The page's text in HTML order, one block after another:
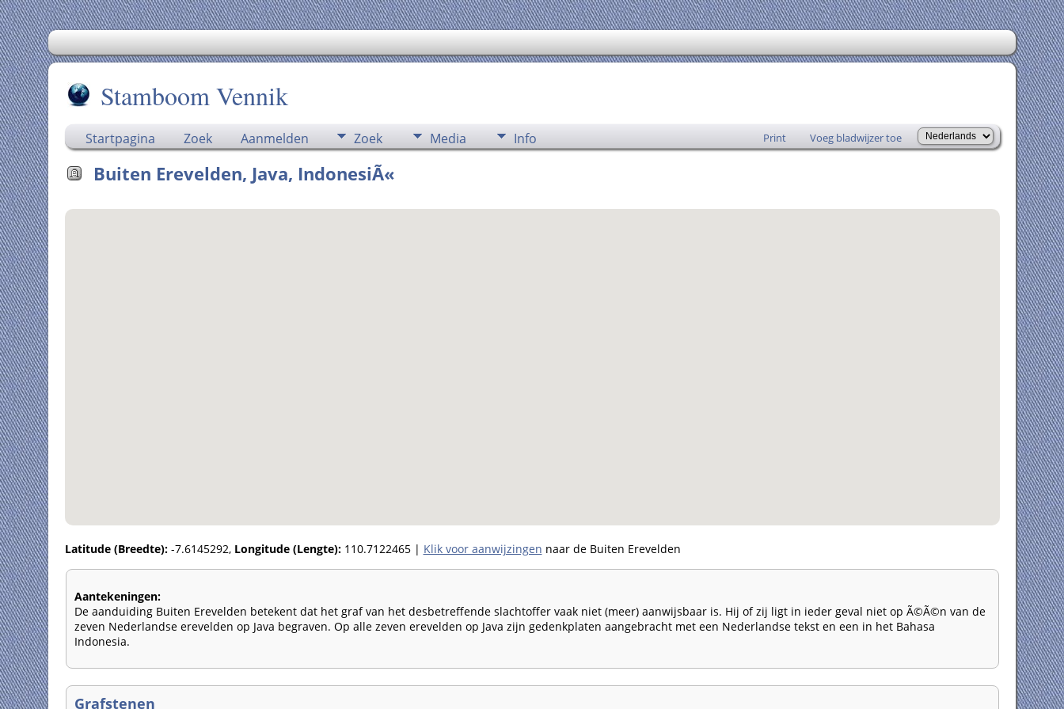
Stamboom Vennik
Startpagina Zoek Aanmelden Zoek Media Info Print Voeg bladwijzer toe
Buiten Erevelden, Java, IndonesiÃ«
Latitude (Breedte):-7.6145292, Longitude (Lengte):110.7122465| Klik voor aanwijzingen naar de Buiten Erevelden
Aantekeningen:
De aanduiding Buiten Erevelden betekent dat het graf van het desbetreffende slachtoffer vaak niet (meer) aanwijsbaar is. Hij of zij ligt in ieder geval niet op Ã©Ã©n van de
zeven Nederlandse erevelden op Java begraven. Op alle zeven erevelden op Java zijn gedenkplaten aangebracht met een Nederlandse tekst en een in het Bahasa
Indonesia.
Grafstenen